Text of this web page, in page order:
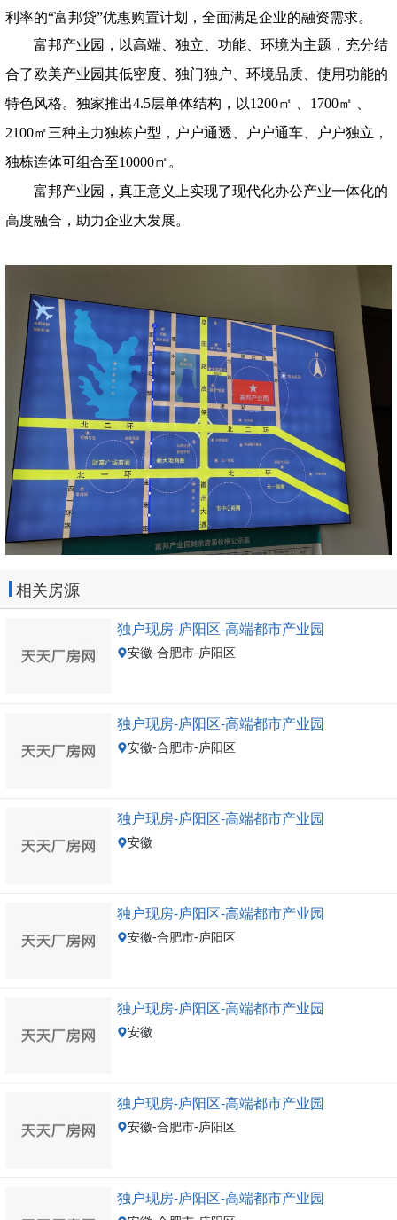
利率的“富邦贷”优惠购置计划，全面满足企业的融资需求。
富邦产业园，以高端、独立、功能、环境为主题，充分结
合了欧美产业园其低密度、独门独户、环境品质、使用功能的
特色风格。独家推出4.5层单体结构，以1200㎡ 、1700㎡ 、
2100㎡三种主力独栋户型，户户通透、户户通车、户户独立，
独栋连体可组合至10000㎡。
富邦产业园，真正意义上实现了现代化办公产业一体化的
高度融合，助力企业大发展。
相关房源
独户现房-庐阳区-高端都市产业园
安徽-合肥市-庐阳区
独户现房-庐阳区-高端都市产业园
安徽-合肥市-庐阳区
独户现房-庐阳区-高端都市产业园
安徽
独户现房-庐阳区-高端都市产业园
安徽-合肥市-庐阳区
独户现房-庐阳区-高端都市产业园
安徽
独户现房-庐阳区-高端都市产业园
安徽-合肥市-庐阳区
独户现房-庐阳区-高端都市产业园